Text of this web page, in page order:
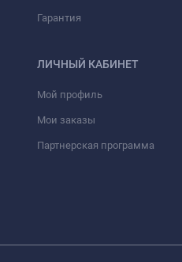
Гарантия
ЛИЧНЫЙ КАБИНЕТ
Мой профиль
Мои заказы
Партнерская программа